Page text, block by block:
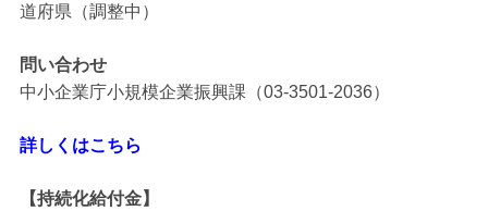
道府県（調整中）
問い合わせ
中小企業庁小規模企業振興課（03-3501-2036）
詳しくはこちら
【持続化給付金】